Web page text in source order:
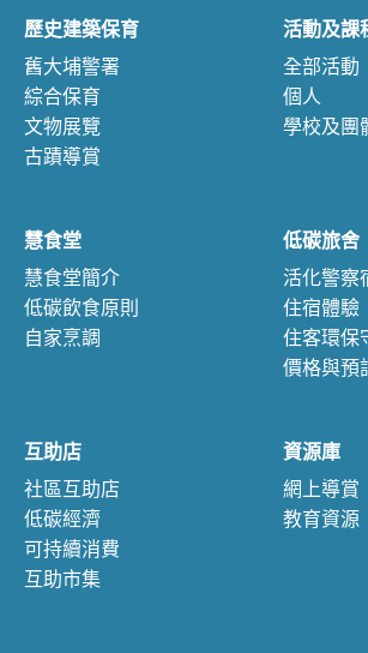
歷史建築保育
舊大埔警署
綜合保育
文物展覽
古蹟導賞
活動及課
全部活動
個人
學校及團
慧食堂
慧食堂簡介
低碳飲食原則
自家烹調
低碳旅舍
活化警察
住宿體驗
住客環保
價格與預
互助店
社區互助店
低碳經濟
可持續消費
互助市集
資源庫
網上導賞
教育資源